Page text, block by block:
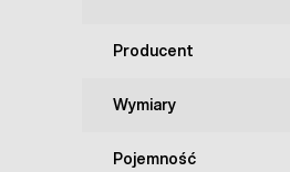
Producent
Wymiary
Pojemność